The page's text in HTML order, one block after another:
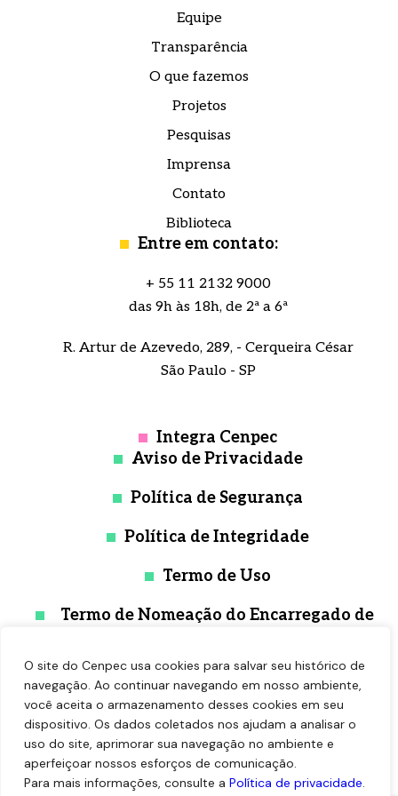
O site do Cenpec usa cookies para salvar seu histórico de
navegação. Ao continuar navegando em nosso ambiente,
você aceita o armazenamento desses cookies em seu
dispositivo. Os dados coletados nos ajudam a analisar o
uso do site, aprimorar sua navegação no ambiente e
aperfeiçoar nossos esforços de comunicação.
Para mais informações, consulte a Política de privacidade.
Equipe
Transparência
O que fazemos
Projetos
Pesquisas
Imprensa
Contato
Biblioteca
Entre em contato:
+ 55 11 2132 9000
das 9h às 18h, de 2ª a 6ª
R. Artur de Azevedo, 289, - Cerqueira César
São Paulo - SP
Integra Cenpec
Aviso de Privacidade
Política de Segurança
Política de Integridade
Termo de Uso
Termo de Nomeação do Encarregado de